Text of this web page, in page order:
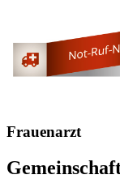
Frauenarzt